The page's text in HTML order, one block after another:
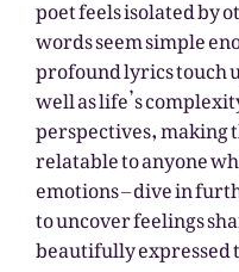
words seem simple
profound lyrics touch
well as life’s
perspectives, making
relatable to anyone
emotions – dive in
to uncover feelings
beautifully